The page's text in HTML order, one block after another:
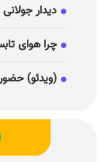
دیدار جولانی و
چرا هوای
(ویدئو) حضور